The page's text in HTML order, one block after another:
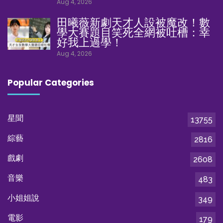
田曦薇新劇天才人設被魔改！數
學大賽題目笑死全網被吐槽：幸
好我上過學！
Aug 4, 2026
Popular Categories
星聞
13755
綜藝
2816
戲劇
2608
音樂
483
小姐姐說
349
電影
179